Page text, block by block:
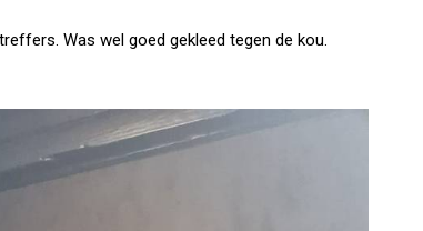
Was wel goed gekleed tegen de kou.